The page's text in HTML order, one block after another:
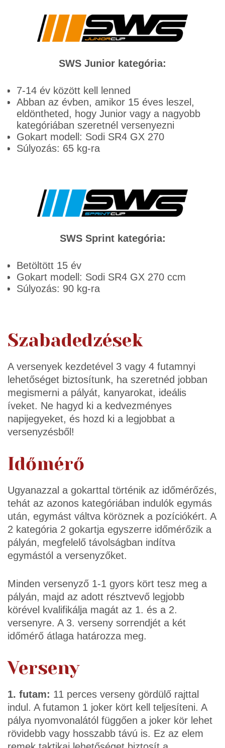
SWS Junior kategória:
7-14 év között kell lenned
Abban az évben, amikor 15 éves leszel,
eldöntheted, hogy Junior vagy a nagyobb
kategóriában szeretnél versenyezni
Gokart modell: Sodi SR4 GX 270
Súlyozás: 65 kg-ra
SWS Sprint kategória:
Betöltött 15 év
Gokart modell: Sodi SR4 GX 270 ccm
Súlyozás: 90 kg-ra
Szabadedzések
A versenyek kezdetével 3 vagy 4 futamnyi
lehetőséget biztosítunk, ha szeretnéd jobban
megismerni a pályát, kanyarokat, ideális
íveket. Ne hagyd ki a kedvezményes
napijegyeket, és hozd ki a legjobbat a
versenyzésből!
Időmérő
Ugyanazzal a gokarttal történik az időmérőzés,
tehát az azonos kategóriában indulók egymás
után, egymást váltva köröznek a pozíciókért. A
2 kategória 2 gokartja egyszerre időmérőzik a
pályán, megfelelő távolságban indítva
egymástól a versenyzőket.
Minden versenyző 1-1 gyors kört tesz meg a
pályán, majd az adott résztvevő legjobb
körével kvalifikálja magát az 1. és a 2.
versenyre. A 3. verseny sorrendjét a két
időmérő átlaga határozza meg.
Verseny
1. futam: 11 perces verseny gördülő rajttal
indul. A futamon 1 joker kört kell teljesíteni. A
pálya nyomvonalától függően a joker kör lehet
rövidebb vagy hosszabb távú is. Ez az elem